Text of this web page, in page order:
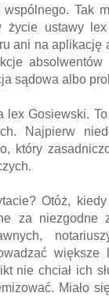
Tak
życie ustawy
ani na
sądowa albo
lex Gosiewski.
Najpierw
który
Otóż,
za niezgodne
nie chciał ich
Miało